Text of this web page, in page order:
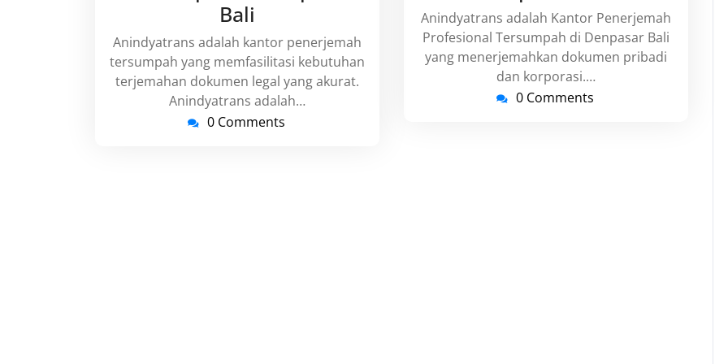
Bali
Anindyatrans adalah kantor penerjemah
tersumpah yang memfasilitasi kebutuhan
terjemahan dokumen legal yang akurat.
Anindyatrans adalah…
0 Comments
Anindyatrans adalah Kantor Penerjemah
Profesional Tersumpah di Denpasar Bali
yang menerjemahkan dokumen pribadi
dan korporasi.…
0 Comments